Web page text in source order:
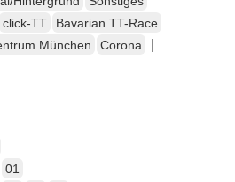
click-TT
Bavarian TT-Race
München Corona
01